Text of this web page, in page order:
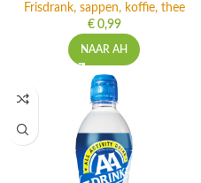
Frisdrank, sappen, koffie, thee
€0,99
NAAR AH